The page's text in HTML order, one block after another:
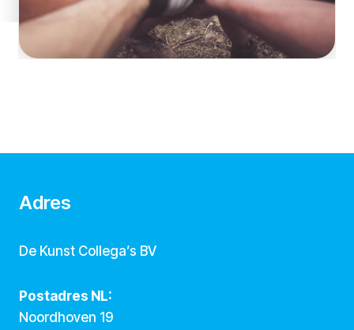
Adres
De Kunst Collega’s BV
Postadres NL:
Noordhoven 19